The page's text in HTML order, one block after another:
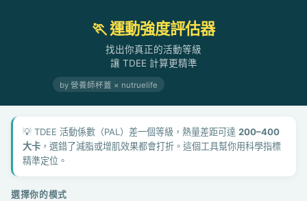
🏃 運動強度評估器
找出你真正的活動等級
讓 TDEE 計算更精準
by 營養師杯蓋 × nutruelife
💡 TDEE 活動係數（PAL）差一個等級，熱量差距可達 200–400
大卡 ，選錯了減脂或增肌效果都會打折。這個工具幫你用科學指標
精準定位。
選擇你的模式